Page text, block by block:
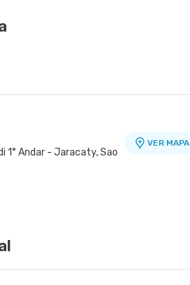
1° Andar - Jaracaty, Sao
VER MAPA